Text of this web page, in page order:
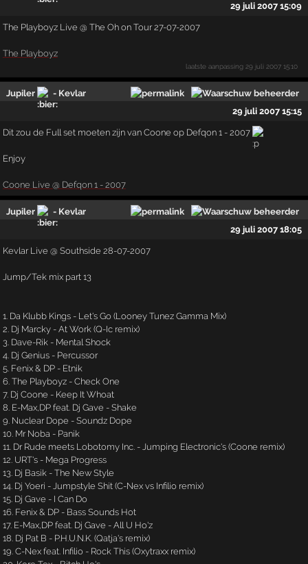
29 juli 2007 15:09
The Playboyz Live @ The Oh on Tour 27-07-2007
The Playboyz
laatste aanpassing 29 juli 2007 15:10
Jupiler
- Kevlar
29 juli 2007 15:15
Dit zou de Full set moeten zijn van Coone op Defqon 1 - 2007
Enjoy
Coone Live @ Defqon 1 - 2007
Jupiler
- Kevlar
29 juli 2007 18:05
Kevlar Live @ Southside 28-07-2007
Jump/Tek mix part 13
1. Da Klubb Kings - Let's Go (Looney Tunez Gamma Mix)
2. Dj Marcky - At Work (Q-Ic remix)
3. Dave-Rik - Mental Shock
4. Dj Genius - Percussor
5. Fenix & DP - Etnik
6. The Playboyz - Check One
7. Dj Coone - Keep It Whoat
8. E-Max,DP feat. Dj Gave - Shake
9. Nuclear Dope - Soundz Dope
10. Mr Noba - Panik
11. Dr Rude meets Lobotomy Inc. - Jumping Electronic's (Coone remix)
12. URT's - Mega Progress
13. Dj Basik - The New Style
14. Dj Yoeri - Jumpstyle Shit (C-Nex vs Infilio remix)
15. Dj Gave - I Can Do
16. Fenix & DP - Bass Sounds Hot
17. E-Max,DP feat. Dj Gave - All U Ho'z
18. Dj Pat B - P.H.U.N.K. (Qatja's remix)
19. C-Nex feat. Infilio - Rock This (Oxytraxx remix)